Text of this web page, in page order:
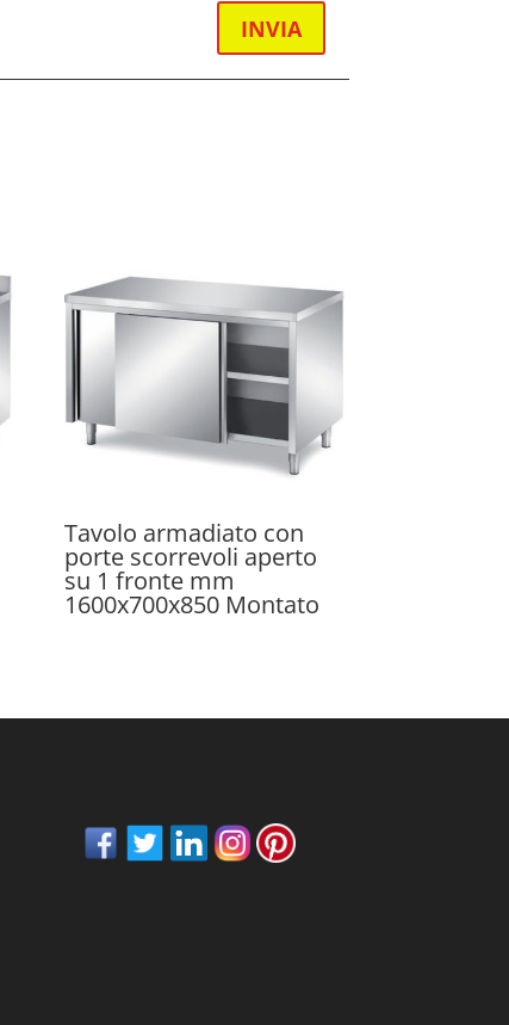
INVIA
Tavolo armadiato con
porte scorrevoli aperto
su 1 fronte mm
1600x700x850 Montato